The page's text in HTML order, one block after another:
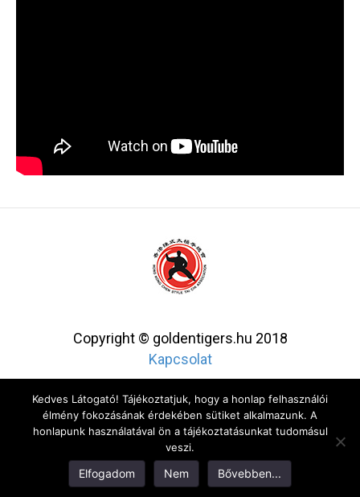
Copyright © goldentigers.hu 2018
Kapcsolat
Kedves Látogató! Tájékoztatjuk, hogy a honlap felhasználói
élmény fokozásának érdekében sütiket alkalmazunk. A
honlapunk használatával ön a tájékoztatásunkat tudomásul
veszi.
Elfogadom Nem Bővebben...